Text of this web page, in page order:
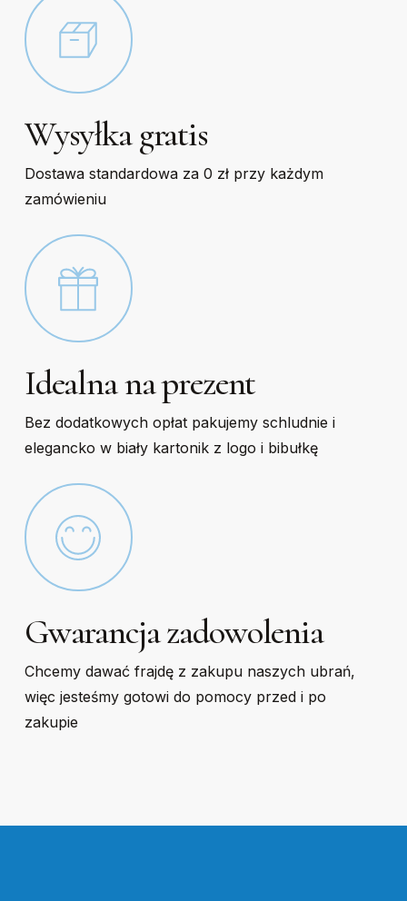
Wysyłka gratis
Dostawa standardowa za 0 zł przy każdym
zamówieniu
Idealna na prezent
Bez dodatkowych opłat pakujemy schludnie i
elegancko w biały kartonik z logo i bibułkę
Gwarancja zadowolenia
Chcemy dawać frajdę z zakupu naszych ubrań,
więc jesteśmy gotowi do pomocy przed i po
zakupie